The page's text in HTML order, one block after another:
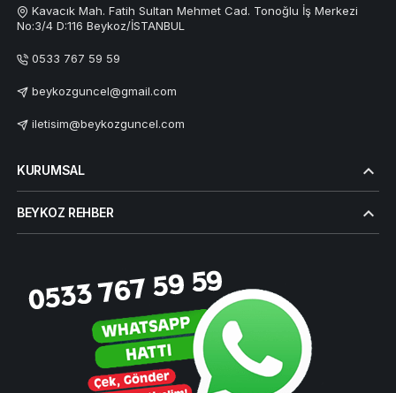
Kavacık Mah. Fatih Sultan Mehmet Cad. Tonoğlu İş Merkezi
No:3/4 D:116 Beykoz/İSTANBUL
0533 767 59 59
beykozguncel@gmail.com
iletisim@beykozguncel.com
KURUMSAL
BEYKOZ REHBER